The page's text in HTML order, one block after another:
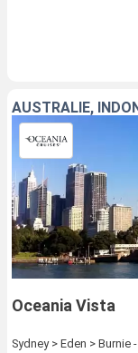
Oceania Vista
Sydney > Eden >